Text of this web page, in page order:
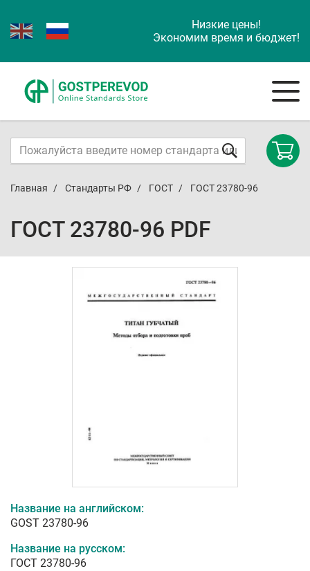
Низкие цены!
Экономим время и бюджет!
Главная Стандарты РФ ГОСТ ГОСТ 23780-96
ГОСТ 23780-96 PDF
Название на английском:
GOST 23780-96
Название на русском:
ГОСТ 23780-96